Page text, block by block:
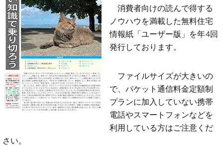
消費者向けの読んで得する
ノウハウを満載した無料住宅
情報紙「ユーザー版」を年4回
発行しております。
ファイルサイズが大きいの
で、パケット通信料金定額制
プランに加入していない携帯
電話やスマートフォンなどを
利用している方はご注意くだ
さい。